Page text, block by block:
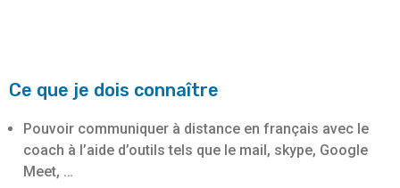
Ce que je dois connaître
Pouvoir communiquer à distance en français avec le
coach à l’aide d’outils tels que le mail, skype, Google
Meet, …